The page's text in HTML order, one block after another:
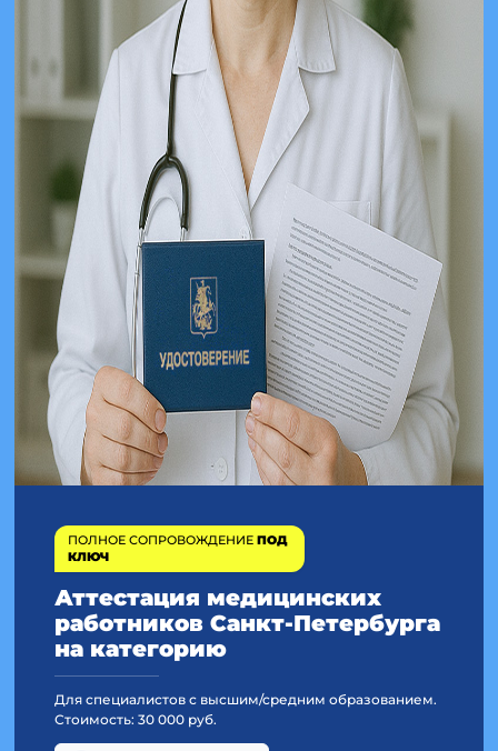
ПОЛНОЕ СОПРОВОЖДЕНИЕ ПОД
КЛЮЧ
Аттестация медицинских
работников Санкт-Петербурга
на категорию
Для специалистов с высшим/средним образованием.
Стоимость: 30 000 руб.